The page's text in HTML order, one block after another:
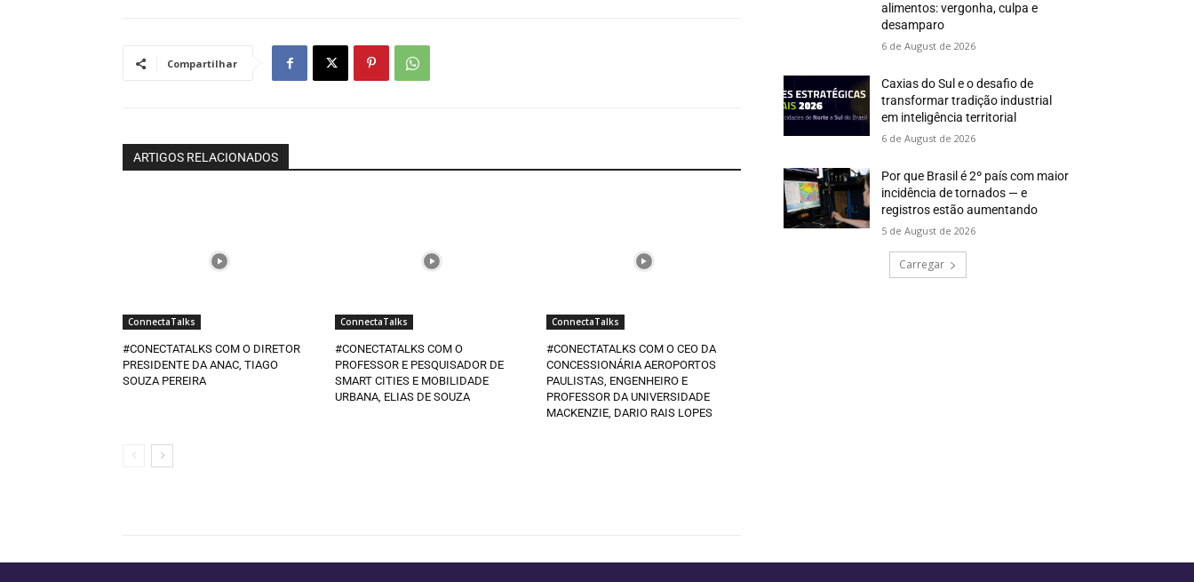
Compartilhar
ARTIGOS RELACIONADOS
ConnectaTalks
#CONECTATALKS COM O DIRETOR
PRESIDENTE DA ANAC, TIAGO
SOUZA PEREIRA
ConnectaTalks
#CONECTATALKS COM O
PROFESSOR E PESQUISADOR DE
SMART CITIES E MOBILIDADE
URBANA, ELIAS DE SOUZA
ConnectaTalks
#CONECTATALKS COM O CEO DA
CONCESSIONÁRIA AEROPORTOS
PAULISTAS, ENGENHEIRO E
PROFESSOR DA UNIVERSIDADE
MACKENZIE, DARIO RAIS LOPES
alimentos: vergonha, culpa e
desamparo
6 de August de 2026
Caxias do Sul e o desafio de
transformar tradição industrial
em inteligência territorial
6 de August de 2026
Por que Brasil é 2º país com maior
incidência de tornados — e
registros estão aumentando
5 de August de 2026
Carregar